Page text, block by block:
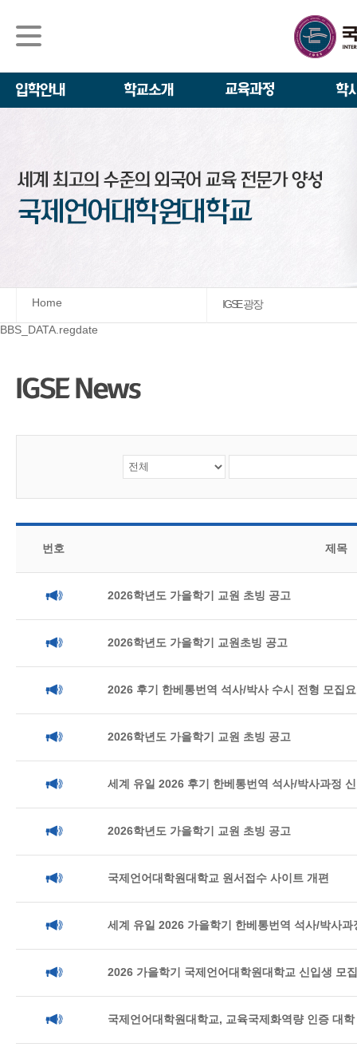
Home
IGSE 광장
BBS_DATA.regdate
번호 제목
2026학년도 가을학기 교원 초빙 공고
2026학년도 가을학기 교원초빙 공고
2026 후기 한베통번역 석사/박사 수시 전형 모집
2026학년도 가을학기 교원 초빙 공고
세계 유일 2026 후기 한베통번역 석사/박사과정
2026학년도 가을학기 교원 초빙 공고
국제언어대학원대학교 원서접수 사이트 개편
세계 유일 2026 가을학기 한베통번역 석사/박사
2026 가을학기 국제언어대학원대학교 신입생 모
국제언어대학원대학교, 교육국제화역량 인증 대